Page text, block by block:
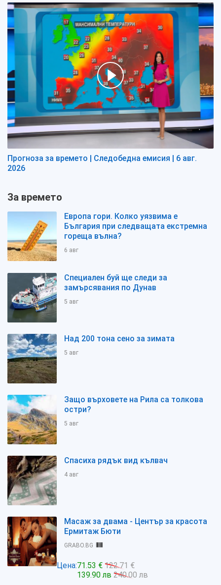
Прогноза за времето | Следобедна емисия | 6 авг.
2026
За времето
Европа гори. Колко уязвима е
България при следващата екстремна
гореща вълна?
6 авг
Специален буй ще следи за
замърсявания по Дунав
5 авг
Над 200 тона сено за зимата
5 авг
Защо върховете на Рила са толкова
остри?
5 авг
Спасиха рядък вид кълвач
4 авг
Масаж за двама - Център за красота
Ермитаж Бюти
GRABO.BG
Цена:71.53 € 122.71 €
139.90 лв 240.00 лв